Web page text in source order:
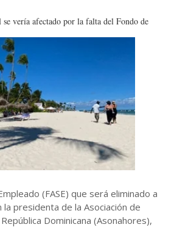
vería afectado por la fal­ta del Fondo de
(FA­SE) que será eliminado a
presidenta de la Asocia­ción de
Dominicana (Asonahores),